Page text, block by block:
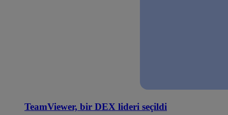
TeamViewer, bir DEX lideri seçildi